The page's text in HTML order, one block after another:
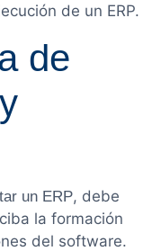
de un ERP.
de
un ERP, debe
la formación
del software.